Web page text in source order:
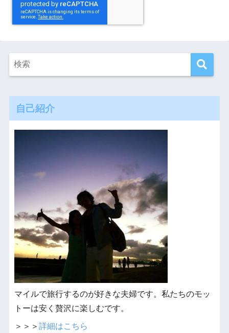
自己紹介
マイルで旅行するのが好きな夫婦です。私たちのモッ
トーは安く贅沢に楽しむです。
＞＞＞ 詳細はこちら